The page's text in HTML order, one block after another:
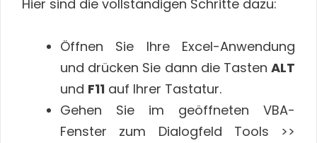
Hier sind die vollständigen Schritte dazu:
Öffnen Sie Ihre Excel-Anwendung
und drücken Sie dann die Tasten ALT
und F11 auf Ihrer Tastatur.
Gehen Sie im geöffneten VBA-
Fenster zum Dialogfeld Tools >>